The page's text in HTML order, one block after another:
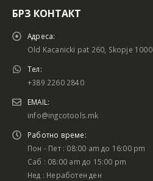
БРЗ КОНТАКТ
Адреса:
Old Kacanicki pat 260, Skopje 1000
Тел:
+389 2260 2840
EMAIL:
info@ingcotools.mk
Работно време:
Пон - Пет : 08:00 am до 16:00 pm
Саб : 08:00 am до 15:00 pm
Нед : Неработен ден